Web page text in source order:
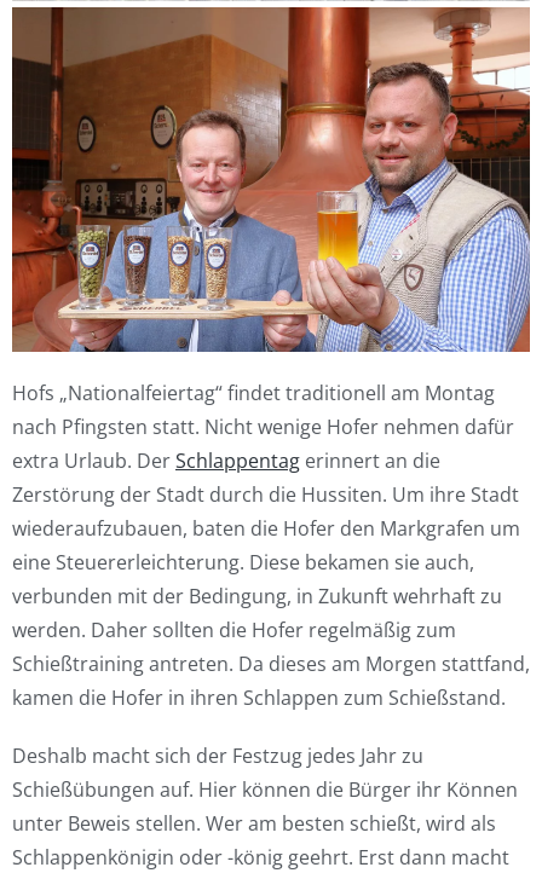
Hofs „Nationalfeiertag“ findet traditionell am Montag
nach Pfingsten statt. Nicht wenige Hofer nehmen dafür
extra Urlaub. DerSchlappentag erinnert an die
Zerstörung der Stadt durch die Hussiten. Um ihre Stadt
wiederaufzubauen, baten die Hofer den Markgrafen um
eine Steuererleichterung. Diese bekamen sie auch,
verbunden mit der Bedingung, in Zukunft wehrhaft zu
werden. Daher sollten die Hofer regelmäßig zum
Schießtraining antreten. Da dieses am Morgen stattfand,
kamen die Hofer in ihren Schlappen zum Schießstand.
Deshalb macht sich der Festzug jedes Jahr zu
Schießübungen auf. Hier können die Bürger ihr Können
unter Beweis stellen. Wer am besten schießt, wird als
Schlappenkönigin oder -könig geehrt. Erst dann macht